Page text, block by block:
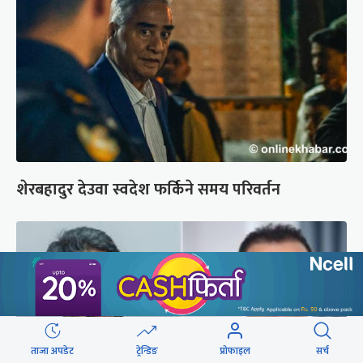
शेरबहादुर देउवा स्वदेश फर्किने समय परिवर्तन
ताजा अपडेट ट्रेन्डिङ प्रोफाइल सर्च